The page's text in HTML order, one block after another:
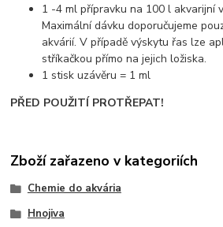
1 -4 ml přípravku na 100 l akvarijní
Maximální dávku doporučujeme
akvárií. V případě výskytu řas lze
stříkačkou přímo na jejich ložiska.
1 stisk uzávěru = 1 ml
PŘED POUŽITÍ PROTŘEPAT!
Zboží zařazeno v kategoriích
Chemie do akvária
Hnojiva